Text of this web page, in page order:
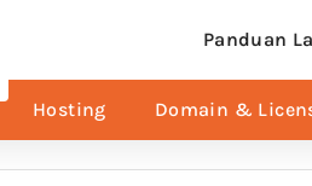
Panduan
Hosting Domain &